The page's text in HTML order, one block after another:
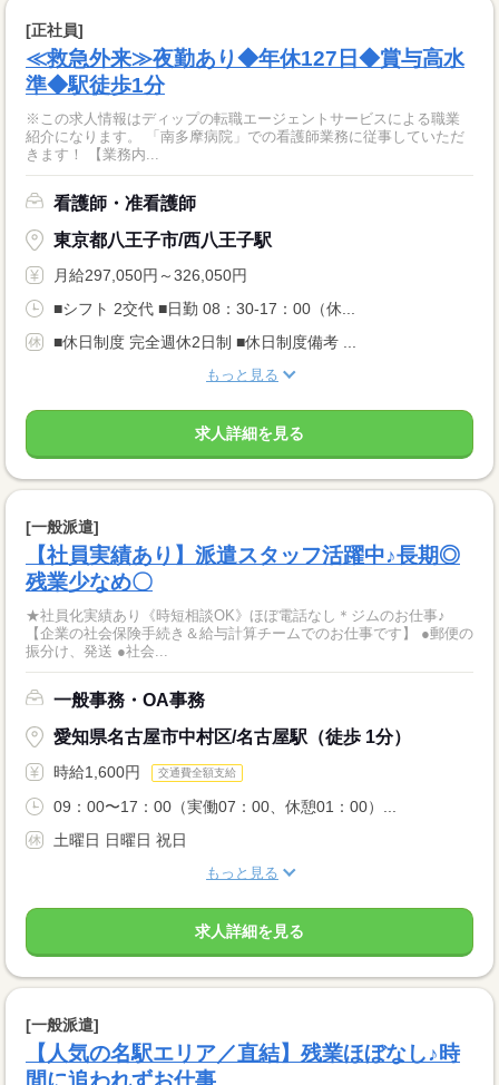
[正社員]
≪救急外来≫夜勤あり◆年休127日◆賞与高水
準◆駅徒歩1分
※この求人情報はディップの転職エージェントサービスによる職業
紹介になります。 「南多摩病院」での看護師業務に従事していただ
きます！ 【業務内...
看護師・准看護師
東京都八王子市/西八王子駅
月給297,050円～326,050円
■シフト 2交代 ■日勤 08：30-17：00（休...
■休日制度 完全週休2日制 ■休日制度備考 ...
もっと見る
求人詳細を見る
[一般派遣]
【社員実績あり】派遣スタッフ活躍中♪長期◎
残業少なめ〇
★社員化実績あり《時短相談OK》ほぼ電話なし＊ジムのお仕事♪
【企業の社会保険手続き＆給与計算チームでのお仕事です】 ●郵便の
振分け、発送 ●社会...
一般事務・OA事務
愛知県名古屋市中村区/名古屋駅（徒歩 1分）
時給1,600円 交通費全額支給
09：00〜17：00（実働07：00、休憩01：00）...
土曜日 日曜日 祝日
もっと見る
求人詳細を見る
[一般派遣]
【人気の名駅エリア／直結】残業ほぼなし♪時
間に追われずお仕事